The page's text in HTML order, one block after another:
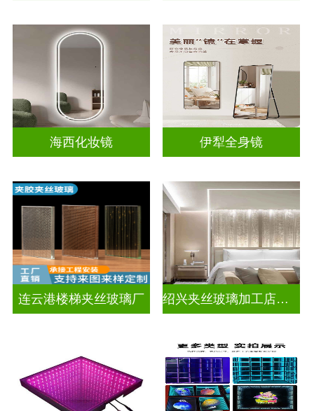
海西化妆镜 伊犁全身镜
连云港楼梯夹丝玻璃厂 绍兴夹丝玻璃加工店电话